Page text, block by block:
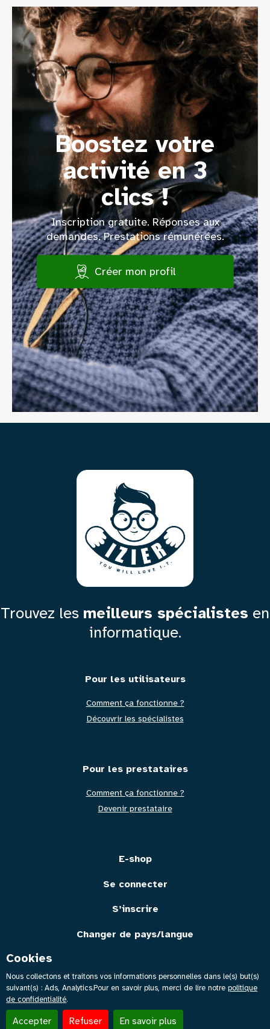
Cookies
Nous collectons et traitons vos informations personnelles dans le(s) but(s)
suivant(s) :Ads, Analytics.Pour en savoir plus, merci de lire notrepolitique
de confidentialité.
Accepter Refuser En savoir plus
Boostez votre
activité en 3
clics !
Inscription gratuite. Réponses aux
demandes. Prestations rémunérées.
Créer mon profil
Trouvez les meilleurs spécialistes en
informatique.
Pied
de
page
Pour les utilisateurs
Comment ça fonctionne ?
Découvrir les spécialistes
Pour les prestataires
Comment ça fonctionne ?
Devenir prestataire
E-shop
Se connecter
S’inscrire
Changer de pays/langue
2026 © Izier | Tous droits réservés -
Modifier cookie
Politique de confidentialité